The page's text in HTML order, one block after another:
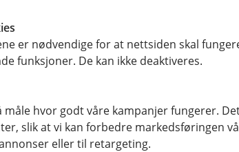
det økonomiske tapet etter en
som følge av en
Det er med andre ord gode
til å dekke de ansatte på
er nødvendige for at nettsiden skal
funksjoner. De kan ikke deaktiveres.
hvor godt våre kampanjer fungerer.
slik at vi kan forbedre markedsføringen
eller til retargeting.